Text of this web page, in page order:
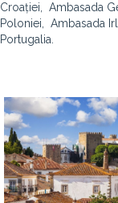
Croației, Ambasada
Poloniei, Ambasada
Portugalia.